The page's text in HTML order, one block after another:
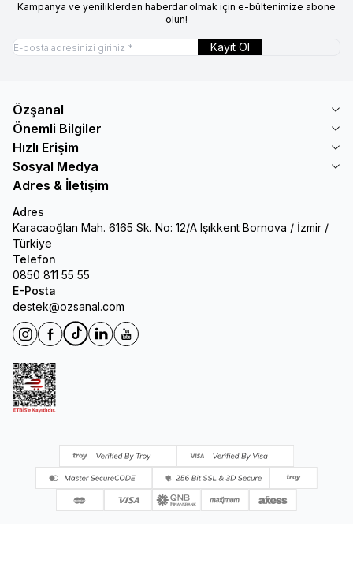
Kampanya ve yeniliklerden haberdar olmak için e-bültenimize abone
olun!
Kayıt Ol
Özşanal
Önemli Bilgiler
Hızlı Erişim
Sosyal Medya
Adres & İletişim
Adres
Karacaoğlan Mah. 6165 Sk. No: 12/A Işıkkent Bornova / İzmir /
Türkiye
Telefon
0850 811 55 55
E-Posta
destek@ozsanal.com
InstagramFacebook
TiktokLinkedinYoutube